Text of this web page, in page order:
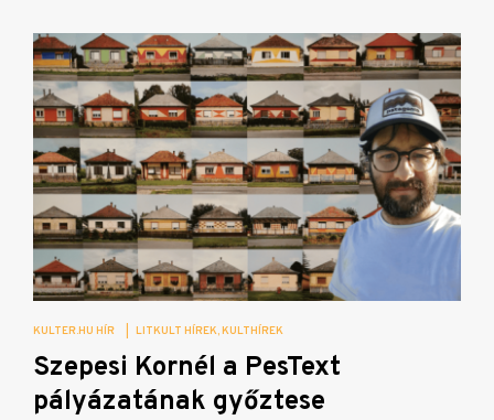
KULTER.HU HÍR LITKULT HÍREK KULTHÍREK
Szepesi Kornél a PesText
pályázatának győztese